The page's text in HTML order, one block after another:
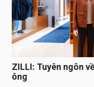
ZILLI: Tuyên ngôn
ông